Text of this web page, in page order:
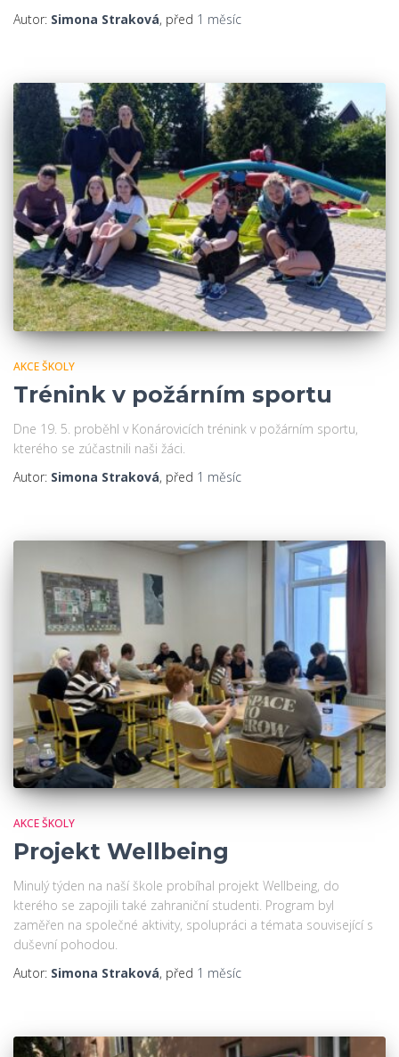
Autor: Simona Straková, před 1 měsíc
AKCE ŠKOLY
Trénink v požárním sportu
Dne 19. 5. proběhl v Konárovicích trénink v požárním sportu,
kterého se zúčastnili naši žáci.
Autor: Simona Straková, před 1 měsíc
AKCE ŠKOLY
Projekt Wellbeing
Minulý týden na naší škole probíhal projekt Wellbeing, do
kterého se zapojili také zahraniční studenti. Program byl
zaměřen na společné aktivity, spolupráci a témata související s
duševní pohodou.
Autor: Simona Straková, před 1 měsíc